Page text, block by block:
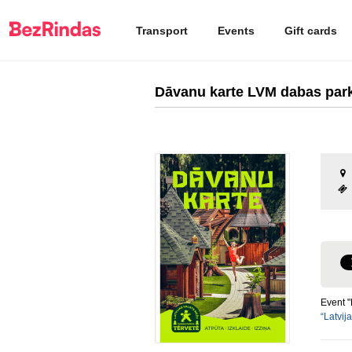
Transport Events Gift cards
Dāvanu karte LVM dabas
Event